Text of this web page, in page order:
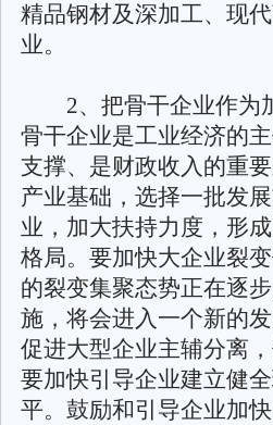
精品钢材及深加工、现
业。
2、把骨干企业作为
骨干企业是工业经济的
支撑、是财政收入的重
产业基础，选择一批发
业，加大扶持力度，形
格局。要加快大企业裂
的裂变集聚态势正在逐
施，将会进入一个新的
促进大型企业主辅分离
要加快引导企业建立健
平。鼓励和引导企业加